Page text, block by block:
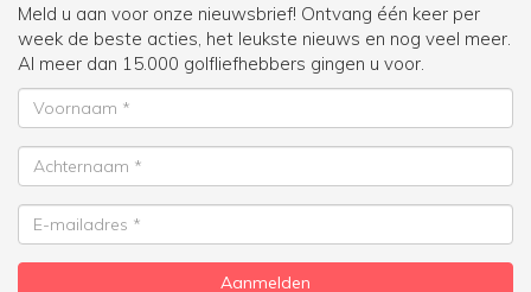
Meld u aan voor onze nieuwsbrief! Ontvang één keer per
week de beste acties, het leukste nieuws en nog veel meer.
Al meer dan 15.000 golfliefhebbers gingen u voor.
Voornaam
Achternaam
E-
mailadres
Aanmelden